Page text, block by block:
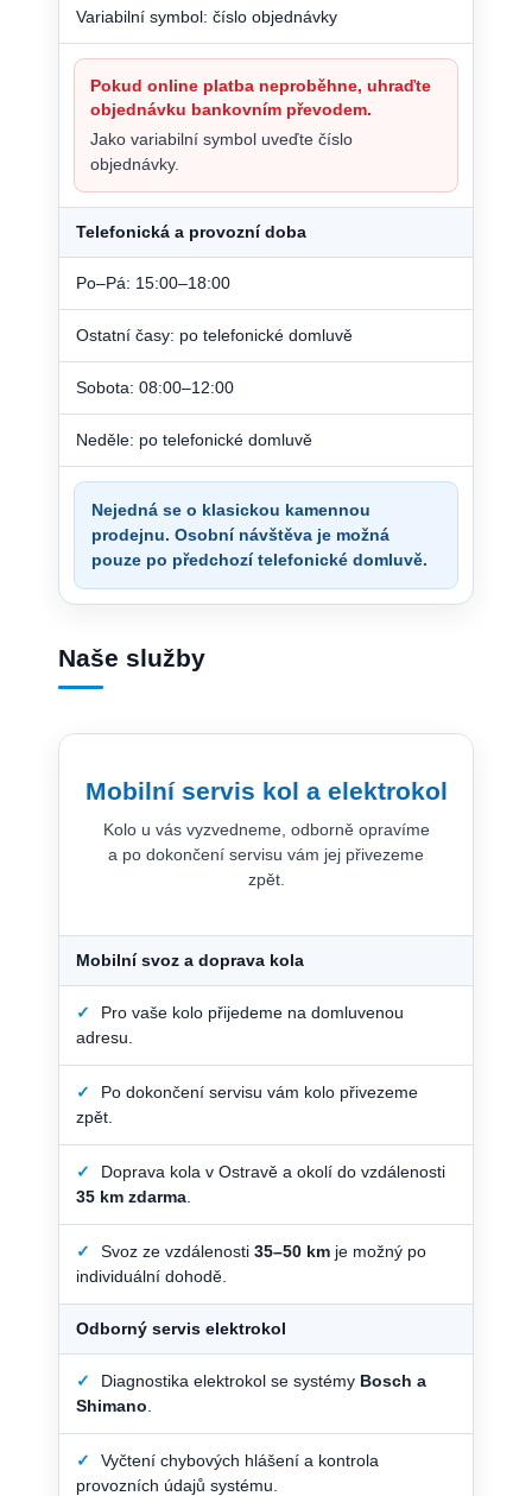
Variabilní symbol: číslo objednávky
Pokud online platba neproběhne, uhraďte
objednávku bankovním převodem.
Jako variabilní symbol uveďte číslo
objednávky.
Telefonická a provozní doba
Po–Pá: 15:00–18:00
Ostatní časy: po telefonické domluvě
Sobota: 08:00–12:00
Neděle: po telefonické domluvě
Nejedná se o klasickou kamennou
prodejnu. Osobní návštěva je možná
pouze po předchozí telefonické domluvě.
Naše služby
Mobilní servis kol a elektrokol
Kolo u vás vyzvedneme, odborně opravíme
a po dokončení servisu vám jej přivezeme
zpět.
Mobilní svoz a doprava kola
✓
Pro vaše kolo přijedeme na domluvenou
adresu.
✓
Po dokončení servisu vám kolo přivezeme
zpět.
✓
Doprava kola v Ostravě a okolí do vzdálenosti
35 km zdarma
✓ Svoz ze vzdálenosti 35–50 km je možný po
individuální dohodě.
Odborný servis elektrokol
✓ Diagnostika elektrokol se systémy Bosch a
Shimano
✓
Vyčtení chybových hlášení a kontrola
provozních údajů systému.